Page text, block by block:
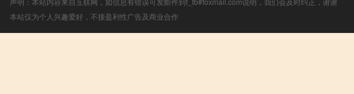
本站仅为个人兴趣爱好，不接盈利性广告及商业合作